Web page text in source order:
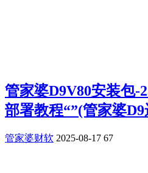
管家婆D9V80安装包-
部署教程“”(管家婆
管家婆财软 2025-08-17 67